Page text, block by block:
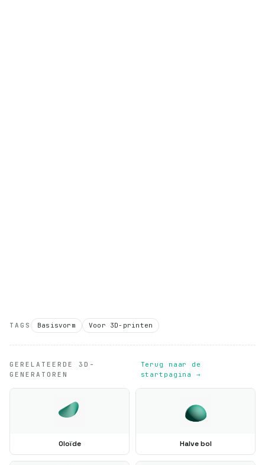
TAGS Basisvorm Voor 3D-printen
GERELATEERDE 3D-
GENERATOREN
Terug naar de
startpagina →
Oloïde Halve bol